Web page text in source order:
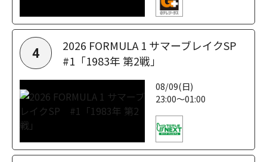
4
2026 FORMULA 1 サマーブレイクSP
#1「1983年 第2戦」
08/09(日)
23:00～01:00